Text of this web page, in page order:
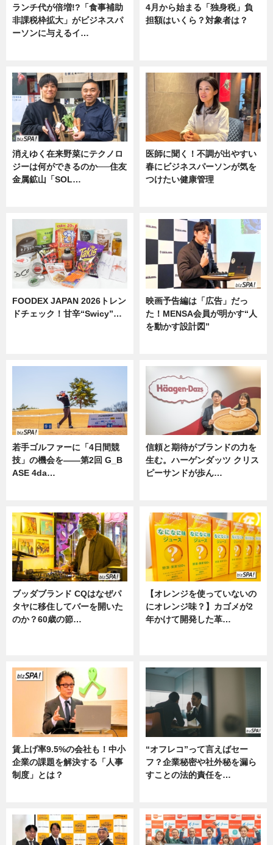
ランチ代が倍増!?「食事補助
非課税枠拡大」がビジネスパ
ーソンに与えるイ…
4月から始まる「独身税」負
担額はいくら？対象者は？
消えゆく在来野菜にテクノロ
ジーは何ができるのか──住友
金属鉱山「SOL…
医師に聞く！不調が出やすい
春にビジネスパーソンが気を
つけたい健康管理
FOODEX JAPAN 2026トレン
ドチェック！甘辛“Swicy”…
映画予告編は「広告」だっ
た！MENSA会員が明かす“人
を動かす設計図”
若手ゴルファーに「4日間競
技」の機会を——第2回 G_B
ASE 4da…
信頼と期待がブランドの力を
生む。ハーゲンダッツ クリス
ピーサンドが歩ん…
ブッダブランド CQはなぜパ
タヤに移住してバーを開いた
のか？60歳の節…
【オレンジを使っていないの
にオレンジ味？】カゴメが2
年かけて開発した革…
賃上げ率9.5%の会社も！中小
企業の課題を解決する「人事
制度」とは？
“オフレコ”って言えばセー
フ？企業秘密や社外秘を漏ら
すことの法的責任を…